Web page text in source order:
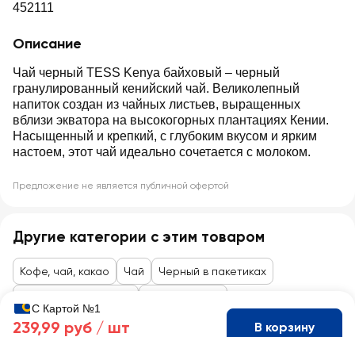
452111
Описание
Чай черный TESS Kenya байховый – черный
гранулированный кенийский чай. Великолепный
напиток создан из чайных листьев, выращенных
вблизи экватора на высокогорных плантациях Кении.
Насыщенный и крепкий, с глубоким вкусом и ярким
настоем, этот чай идеально сочетается с молоком.
Предложение не является публичной офертой
Другие категории с этим товаром
Кофе, чай, какао Чай Черный в пакетиках
С Картой №1
239,99 руб / шт В корзину